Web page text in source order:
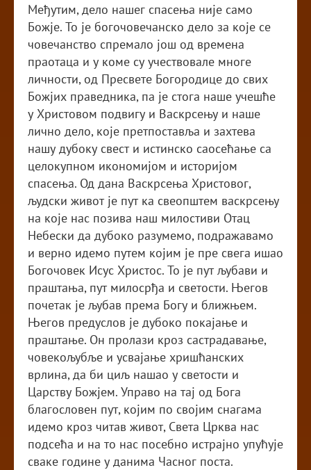
Међутим, дело нашег спасења није само
Божје. То је богочовечанско дело за које се
човечанство спремало још од времена
праотаца и у коме су учествовале многе
личности, од Пресвете Богородице до свих
Божјих праведника, па је стога наше учешће
у Христовом подвигу и Васкрсењу и наше
лично дело, које претпоставља и захтева
нашу дубоку свест и истинско саосећање са
целокупном икономијом и историјом
спасења. Од дана Васкрсења Христовог,
људски живот је пут ка свеопштем васкрсењу
на које нас позива наш милостиви Отац
Небески да дубоко разумемо, подражавамо
и верно идемо путем којим је пре свега ишао
Богочовек Исус Христос. То је пут љубави и
праштања, пут милосрђа и светости. Његов
почетак је љубав према Богу и ближњем.
Његов предуслов је дубоко покајање и
праштање. Он пролази кроз састрадавање,
човекољубље и усвајање хришћанских
врлина, да би циљ нашао у светости и
Царству Божјем. Управо на тај од Бога
благословен пут, којим по својим снагама
идемо кроз читав живот, Света Црква нас
подсећа и на то нас посебно истрајно упућује
сваке године у данима Часног поста.